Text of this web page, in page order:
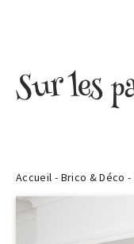
Accueil - Brico & Déco -